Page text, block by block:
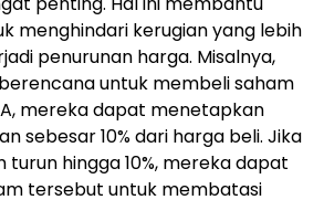
menghindari kerugian yang lebih
penurunan harga. Misalnya,
untuk membeli saham
mereka dapat menetapkan
sebesar 10% dari harga beli. Jika
turun hingga 10%, mereka dapat
tersebut untuk membatasi